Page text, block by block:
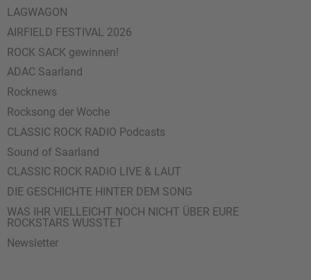
LAGWAGON
AIRFIELD FESTIVAL 2026
ROCK SACK gewinnen!
ADAC Saarland
Rocknews
Rocksong der Woche
CLASSIC ROCK RADIO Podcasts
Sound of Saarland
CLASSIC ROCK RADIO LIVE & LAUT
DIE GESCHICHTE HINTER DEM SONG
WAS IHR VIELLEICHT NOCH NICHT ÜBER EURE
ROCKSTARS WUSSTET
Newsletter